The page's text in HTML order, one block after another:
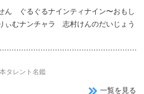
ん ぐるぐるナインティナイン〜おもし
むナンチャラ 志村けんのだいじょう
タレント名鑑
一覧を見る